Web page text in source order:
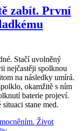
zabít. První
Stačí uvolněný
nejčastěji spolknou
na následky umírá.
okamžitě s ním
baterie projeví.
stane med.